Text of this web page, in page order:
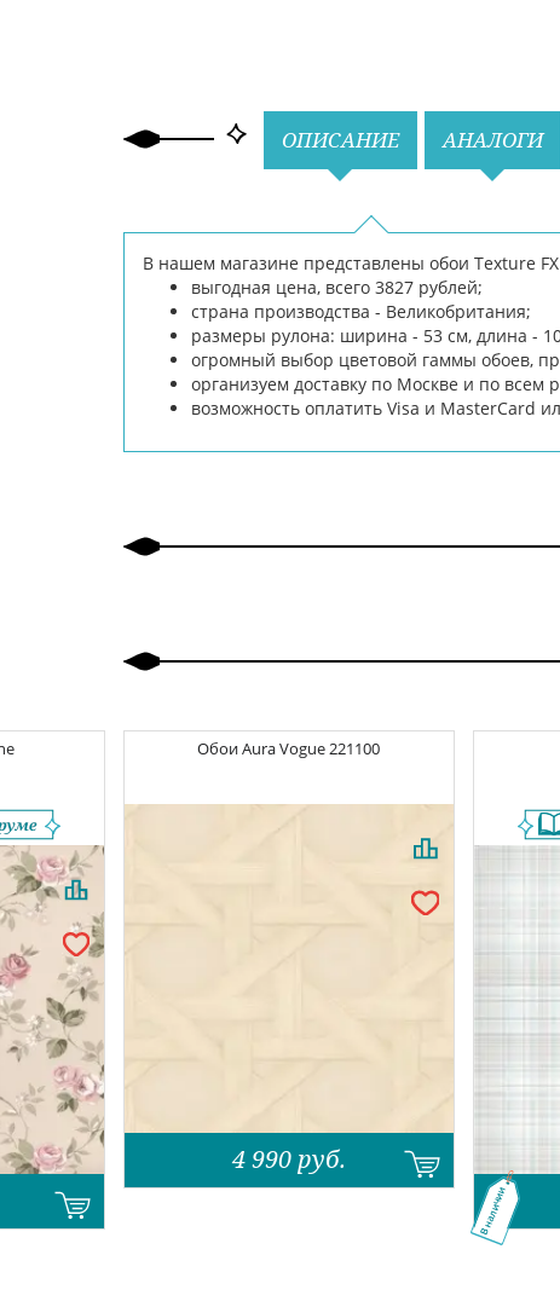
ОПИСАНИЕ АНАЛОГИ
В нашем магазине представлены обои Texture
выгодная цена, всего 3827 рублей;
страна производства - Великобритания;
размеры рулона: ширина - 53 см, длина -
огромный выбор цветовой гаммы обоев,
организуем доставку по Москве и по всем
возможность оплатить Visa и MasterCard
ОбоиAura Vogue221100
4 990 руб.
В наличии